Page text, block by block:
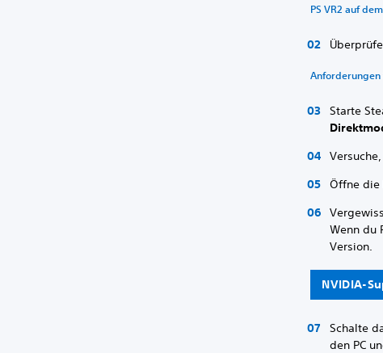
PS VR2 auf
Anforderungen
Starte
Öffne die
Wenn du
Version.
NVIDIA-
Schalte
den PC